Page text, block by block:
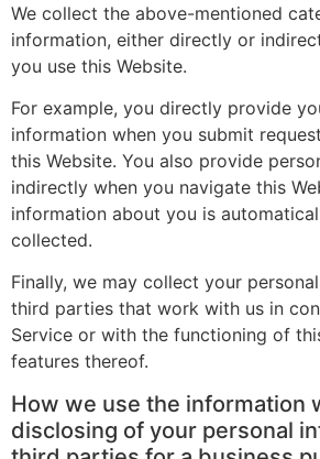
We collect the above-mentioned
information, either directly or
you use this Website.
For example, you directly provide
information when you submit
this Website. You also provide
indirectly when you navigate this
information about you is
collected.
Finally, we may collect your
third parties that work with us in
Service or with the functioning of
features thereof.
How we use the information
disclosing of your personal